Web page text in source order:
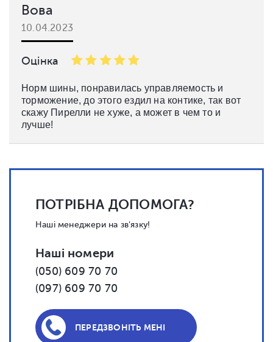
Вова
10.04.2023
Оцінка
Норм шины, понравилась управляемость и
торможение, до этого ездил на контике, так вот
скажу Пирелли не хуже, а может в чем то и
лучше!
ПОТРІБНА ДОПОМОГА?
Наші менеджери на зв'язку!
Наші номери
(050) 609 70 70
(097) 609 70 70
ПЕРЕДЗВОНІТЬ МЕНІ